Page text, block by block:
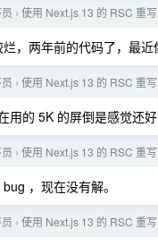
› 使用 Next.js 13 的 RSC 重
，两年前的代码了，最
› 使用 Next.js 13 的 RSC 重
用的 5K 的屏倒是感觉还好
› 使用 Next.js 13 的 RSC 重
，现在没有解。
› 使用 Next.js 13 的 RSC 重